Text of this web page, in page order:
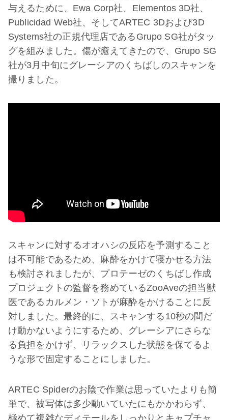
与えるために、Ewa Corp社、Elementos 3D社、
Publicidad Web社、そしてARTEC 3Dおよび3D
Systems社の正規代理店であるGrupo SG社がタッ
グを組みました。傷が癒えてきたので、Grupo SG
社が3月中旬にグレーシアのくちばしのスキャンを
撮りました。
スキャンに対するオオハシの反応を予測すること
は不可能であるため、麻酔をかけて寝かせる方法
も検討されましたが、プロテーゼのくちばし作成
プロジェクトの監督を務めているZooAveの担当獣
医であるカルメン・ソトが麻酔をかけることに反
対しました。最終的に、スキャンする10秒の間だ
け動かないようにするため、グレーシアにさらな
る負担をかけず、リラックスした状態を保てるよ
うな形で固定することにしました。
ARTEC Spiderのお陰で作業は思っていたよりも簡
単で、被写体は多少動いていたにもかかわらず、